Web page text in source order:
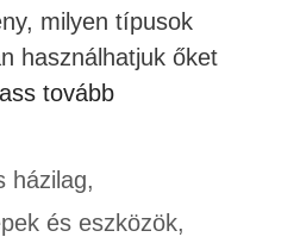
milyen típusok
használhatjuk őket
tovább
házilag,
és eszközök,